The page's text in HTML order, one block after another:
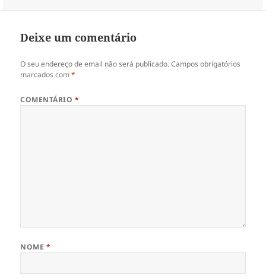
Deixe um comentário
O seu endereço de email não será publicado. Campos obrigatórios
marcados com*
COMENTÁRIO *
NOME *